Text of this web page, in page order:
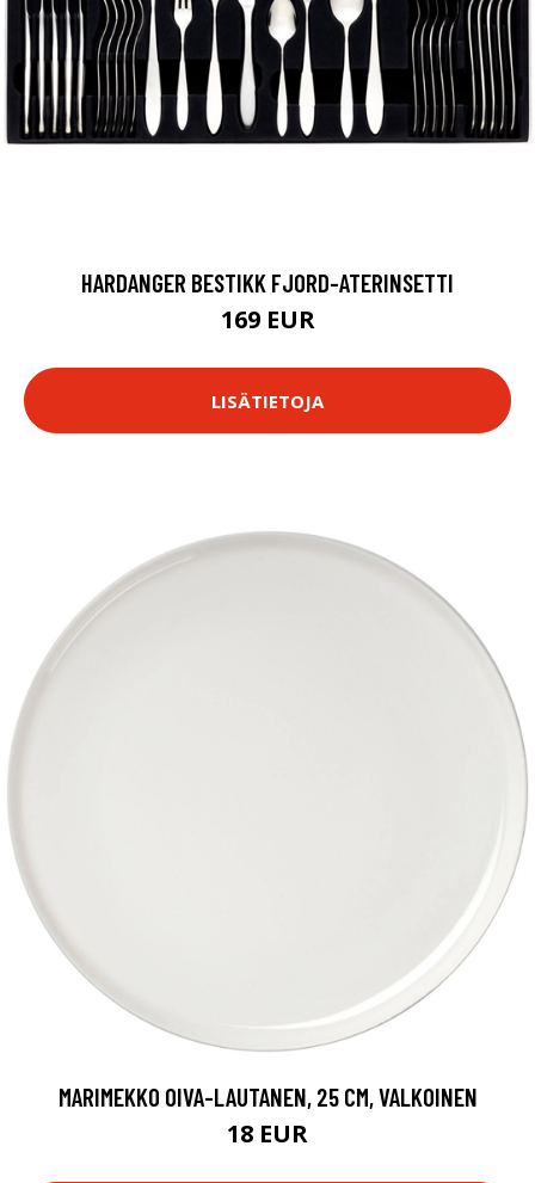
HARDANGER BESTIKK FJORD-ATERINSETTI
169 EUR
LISÄTIETOJA
MARIMEKKO OIVA-LAUTANEN, 25 CM, VALKOINEN
18 EUR